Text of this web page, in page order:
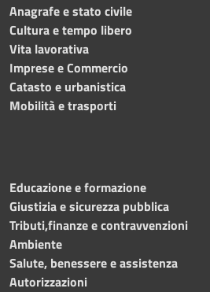
Anagrafe e stato civile
Cultura e tempo libero
Vita lavorativa
Imprese e Commercio
Catasto e urbanistica
Mobilità e trasporti
Educazione e formazione
Giustizia e sicurezza pubblica
Tributi,finanze e contravvenzioni
Ambiente
Salute, benessere e assistenza
Autorizzazioni